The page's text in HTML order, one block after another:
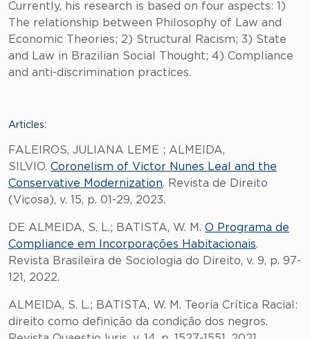
Currently, his research is based on four aspects: 1)
The relationship between Philosophy of Law and
Economic Theories; 2) Structural Racism; 3) State
and Law in Brazilian Social Thought; 4) Compliance
and anti-discrimination practices.
Articles:
FALEIROS, JULIANA LEME ; ALMEIDA,
SILVIO. Coronelism of Victor Nunes Leal and the
Conservative Modernization. Revista de Direito
(Viçosa), v. 15, p. 01-29, 2023.
DE ALMEIDA, S. L.; BATISTA, W. M. O Programa de
Compliance em Incorporações Habitacionais.
Revista Brasileira de Sociologia do Direito, v. 9, p. 97-
121, 2022.
ALMEIDA, S. L.; BATISTA, W. M. Teoria Crítica Racial:
direito como definição da condição dos negros.